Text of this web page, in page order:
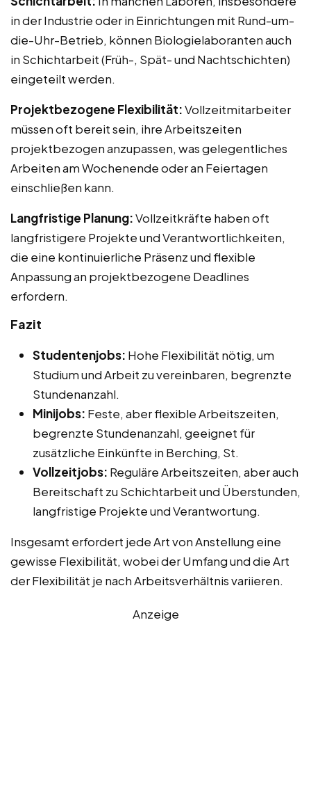
in der Industrie oder in Einrichtungen mit Rund-um-
die-Uhr-Betrieb, können Biologielaboranten auch
in Schichtarbeit (Früh-, Spät- und Nachtschichten)
eingeteilt werden.
Projektbezogene Flexibilität:Vollzeitmitarbeiter
müssen oft bereit sein, ihre Arbeitszeiten
projektbezogen anzupassen, was gelegentliches
Arbeiten am Wochenende oder an Feiertagen
einschließen kann.
Langfristige Planung:Vollzeitkräfte haben oft
langfristigere Projekte und Verantwortlichkeiten,
die eine kontinuierliche Präsenz und flexible
Anpassung an projektbezogene Deadlines
erfordern.
Fazit
Studentenjobs: Hohe Flexibilität nötig, um
Studium und Arbeit zu vereinbaren, begrenzte
Stundenanzahl.
Minijobs: Feste, aber flexible Arbeitszeiten,
begrenzte Stundenanzahl, geeignet für
zusätzliche Einkünfte in Berching, St.
Vollzeitjobs: Reguläre Arbeitszeiten, aber auch
Bereitschaft zu Schichtarbeit und Überstunden,
langfristige Projekte und Verantwortung.
Insgesamt erfordert jede Art von Anstellung eine
gewisse Flexibilität, wobei der Umfang und die Art
der Flexibilität je nach Arbeitsverhältnis variieren.
Anzeige